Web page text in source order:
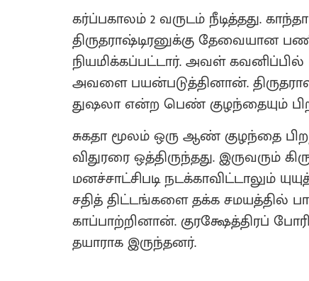
கர்ப்பகாலம் 2 வருடம் நீடித்தது.
திருதராஷ்டிரனுக்கு தேவையான
நியமிக்கப்பட்டார். அவள்
அவளை பயன்படுத்தினான்.
துஷலா என்ற பெண் குழந்தையும்
சுகதா மூலம் ஒரு ஆண் குழந்தை
விதுரரை ஒத்திருந்தது‌.
மனச்சாட்சிபடி நடக்காவிட்டாலும்
சதித் திட்டங்களை தக்க சமயத்தில்
காப்பாற்றினான்‌. குரக்ஷேத்திரப்
தயாராக இருந்தனர்.